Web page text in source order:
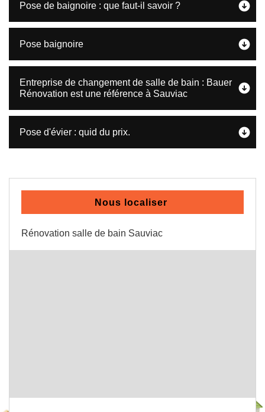
Pose de baignoire : que faut-il savoir ?
Pose baignoire
Entreprise de changement de salle de bain : Bauer
Rénovation est une référence à Sauviac
Pose d'évier : quid du prix.
Nous localiser
Rénovation salle de bain Sauviac